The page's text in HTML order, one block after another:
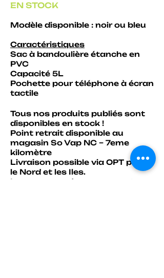
EN STOCK
Modèle disponible : noir ou bleu
Caractéristiques
Sac à bandoulière étanche en
PVC
Capacité 5L
​Pochette pour téléphone à écran
tactile
Tous nos produits publiés sont
disponibles en stock !
Point retrait disponible au
magasin So Vap NC – 7eme
kilomètre
Livraison possible via OPT pour
le Nord et les Iles.
Les commandes se passent par